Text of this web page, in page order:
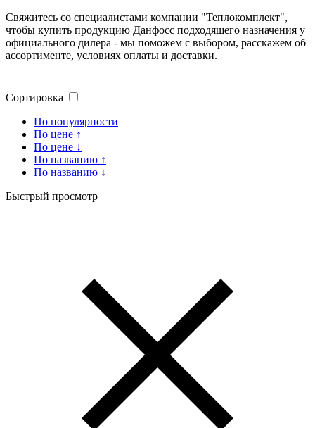
Свяжитесь со специалистами компании "Теплокомплект",
чтобы купить продукцию Данфосс подходящего назначения у
официального дилера - мы поможем с выбором, расскажем об
ассортименте, условиях оплаты и доставки.
Сортировка
По популярности
По цене ↑
По цене ↓
По названию ↑
По названию ↓
Быстрый просмотр